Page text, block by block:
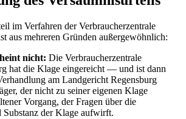
im Verfahren der Verbraucherzentrale
aus mehreren Gründen außergewöhnlich:
nicht: Die Verbraucherzentrale
hat die Klage eingereicht — und ist dann
am Landgericht Regensburg
der nicht zu seiner eigenen Klage
Vorgang, der Fragen über die
Substanz der Klage aufwirft.